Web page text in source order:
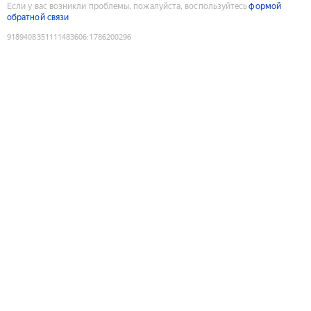
Если у вас возникли проблемы, пожалуйста, воспользуйтесьформой
обратной связи
9189408351111483606:1786200296